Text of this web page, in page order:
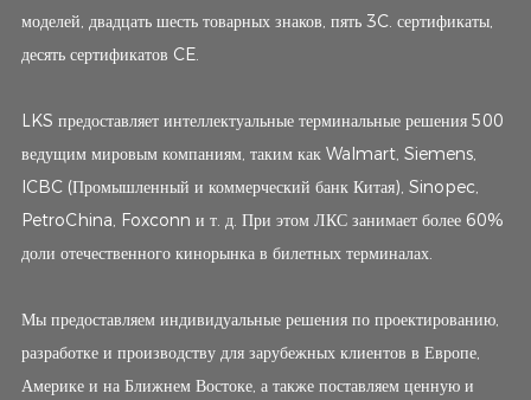
моделей, двадцать шесть товарных знаков, пять 3C. сертификаты,
десять сертификатов CE.
LKS предоставляет интеллектуальные терминальные решения 500
ведущим мировым компаниям, таким как Walmart, Siemens,
ICBC (Промышленный и коммерческий банк Китая), Sinopec,
PetroChina, Foxconn и т. д. При этом ЛКС занимает более 60%
доли отечественного кинорынка в билетных терминалах.
Мы предоставляем индивидуальные решения по проектированию,
разработке и производству для зарубежных клиентов в Европе,
Америке и на Ближнем Востоке, а также поставляем ценную и